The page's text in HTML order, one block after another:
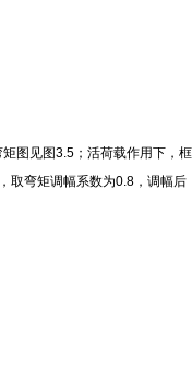
图见图3.5；活荷载作用下，
取弯矩调幅系数为0.8，调幅